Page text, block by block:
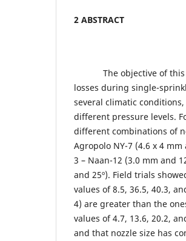
2 ABSTRACT
The objective of this
losses during single-
several climatic
different pressure levels.
different combinations of
Agropolo NY-7 (4.6 x 4 mm
3 – Naan-12 (3.0 mm and
and 25º). Field trials
values of 8.5, 36.5, 40.3,
4) are greater than the
values of 4.7, 13.6, 20.2,
and that nozzle size has